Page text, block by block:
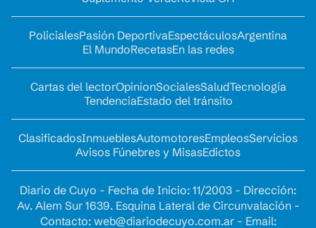
PolicialesPasión DeportivaEspectáculosArgentina
El MundoRecetasEn las redes
Cartas del lectorOpinionSocialesSaludTecnología
TendenciaEstado del tránsito
ClasificadosInmueblesAutomotoresEmpleosServicios
Avisos Fúnebres y MisasEdictos
Diario de Cuyo - Fecha de Inicio: 11/2003 - Dirección:
Av. Alem Sur 1639. Esquina Lateral de Circunvalación -
Contacto: web@diariodecuyo.com.ar- Email: